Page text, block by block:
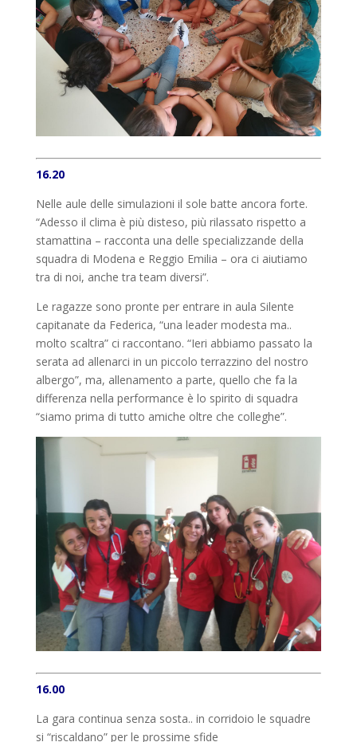
16.20
Nelle aule delle simulazioni il sole batte ancora forte.
“Adesso il clima è più disteso, più rilassato rispetto a
stamattina – racconta una delle specializzande della
squadra di Modena e Reggio Emilia – ora ci aiutiamo
tra di noi, anche tra team diversi”.
Le ragazze sono pronte per entrare in aula Silente
capitanate da Federica, “una leader modesta ma..
molto scaltra” ci raccontano. “Ieri abbiamo passato la
serata ad allenarci in un piccolo terrazzino del nostro
albergo”, ma, allenamento a parte, quello che fa la
differenza nella performance è lo spirito di squadra
“siamo prima di tutto amiche oltre che colleghe”.
16.00
La gara continua senza sosta.. in corridoio le squadre
si “riscaldano” per le prossime sfide